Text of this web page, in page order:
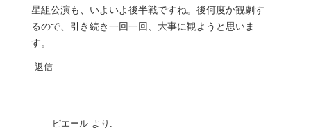
星組公演も、いよいよ後半戦ですね。後何度か観劇す
るので、引き続き一回一回、大事に観ようと思いま
す。
返信
ピエール より: